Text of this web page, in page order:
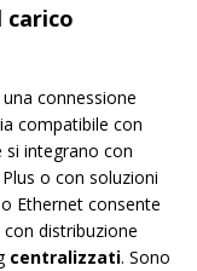
carico
connessione
compatibile con
si integrano con
o con soluzioni
Ethernet consente
distribuzione
centralizzati. Sono